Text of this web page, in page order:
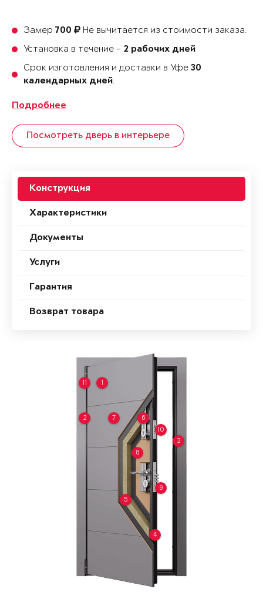
Замер 700
Не вычитается из стоимости заказа.
Установка в течение - 2 рабочих дней
Срок изготовления и доставки в Уфе 30
календарных дней.
Подробнее
Посмотреть дверь в интерьере
Конструкция
Характеристики
Документы
Услуги
Гарантия
Возврат товара
1
2
3
4
5
6
7
8
9
10
11